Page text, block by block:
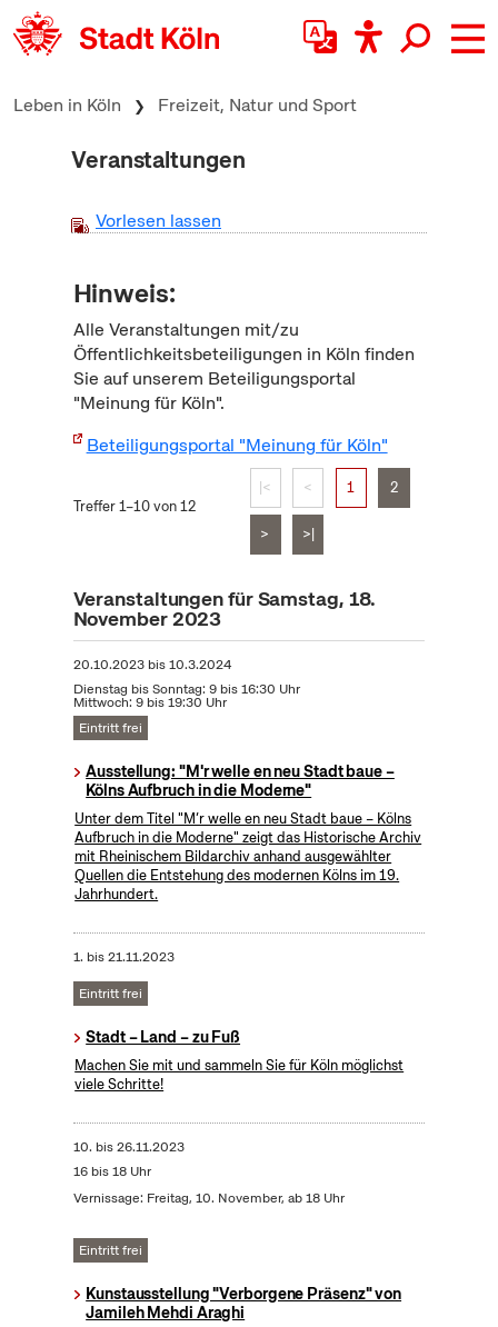
zum Inhalt springen
Leben in Köln Freizeit, Natur und Sport
Veranstaltungen
Vorlesen lassen
Hinweis:
Alle Veranstaltungen mit/zu
Öffentlichkeitsbeteiligungen in Köln finden
Sie auf unserem Beteiligungsportal
"Meinung für Köln".
Beteiligungsportal "Meinung für Köln"
Treffer 1–10 von 12
|< < 1 2
> >|
Veranstaltungen für Samstag, 18.
November 2023
20.10.2023bis10.3.2024
Dienstag bis Sonntag: 9 bis 16:30 Uhr
Mittwoch: 9 bis 19:30 Uhr
Eintritt frei
Ausstellung: "M'r welle en neu Stadt baue –
Kölns Aufbruch in die Moderne"
Unter dem Titel "M’r welle en neu Stadt baue – Kölns
Aufbruch in die Moderne" zeigt das Historische Archiv
mit Rheinischem Bildarchiv anhand ausgewählter
Quellen die Entstehung des modernen Kölns im 19.
Jahrhundert.
1. bis21.11.2023
Eintritt frei
Stadt – Land – zu Fuß
Machen Sie mit und sammeln Sie für Köln möglichst
viele Schritte!
10. bis26.11.2023
16 bis 18 Uhr
Vernissage: Freitag, 10. November, ab 18 Uhr
Eintritt frei
Kunstausstellung "Verborgene Präsenz" von
Jamileh Mehdi Araghi